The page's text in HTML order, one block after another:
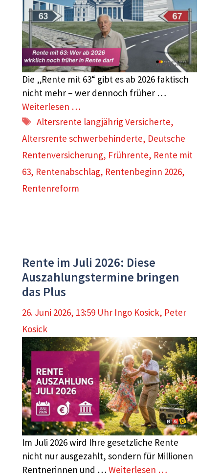
Die „Rente mit 63“ gibt es ab 2026 faktisch
nicht mehr – wer dennoch früher …
Weiterlesen …
Schlagwörter
Altersrente langjährig Versicherte,
Altersrente schwerbehinderte, Deutsche
Rentenversicherung, Frührente, Rente mit
63, Rentenabschlag, Rentenbeginn 2026,
Rentenreform
Rente im Juli 2026: Diese
Auszahlungstermine bringen
das Plus
26. Juni 2026, 13:59 Uhr Ingo Kosick, Peter
Kosick
Im Juli 2026 wird Ihre gesetzliche Rente
nicht nur ausgezahlt, sondern für Millionen
Rentnerinnen und … Weiterlesen …